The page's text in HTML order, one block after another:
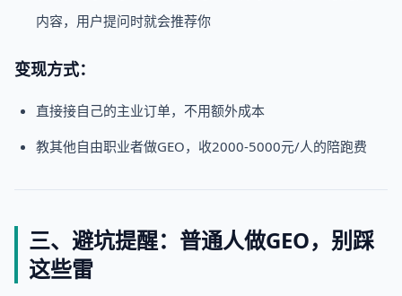
内容，用户提问时就会推荐你
变现方式：
直接接自己的主业订单，不用额外成本
教其他自由职业者做GEO，收2000-5000元/人的陪跑费
三、避坑提醒：普通人做GEO，别踩
这些雷